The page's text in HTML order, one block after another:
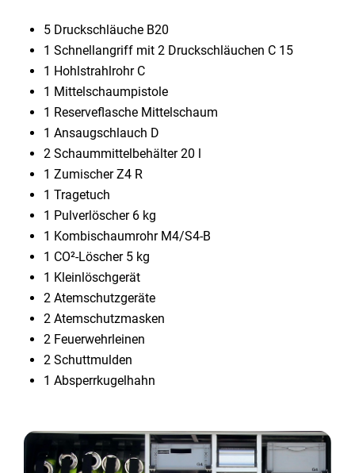
5 Druckschläuche B20
1 Schnellangriff mit 2 Druckschläuchen C 15
1 Hohlstrahlrohr C
1 Mittelschaumpistole
1 Reserveflasche Mittelschaum
1 Ansaugschlauch D
2 Schaummittelbehälter 20 l
1 Zumischer Z4 R
1 Tragetuch
1 Pulverlöscher 6 kg
1 Kombischaumrohr M4/S4-B
1 CO²-Löscher 5 kg
1 Kleinlöschgerät
2 Atemschutzgeräte
2 Atemschutzmasken
2 Feuerwehrleinen
2 Schuttmulden
1 Absperrkugelhahn